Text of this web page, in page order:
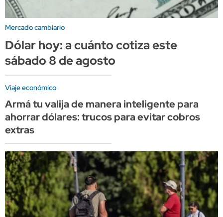
Mercado cambiario
Dólar hoy: a cuánto cotiza este
sábado 8 de agosto
Viaje económico
Armá tu valija de manera inteligente para
ahorrar dólares: trucos para evitar cobros
extras